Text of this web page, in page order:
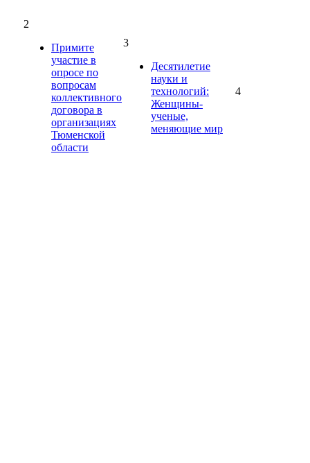
2
Примите
участие в
опросе по
вопросам
коллективного
договора в
организациях
Тюменской
области
3
Десятилетие
науки и
технологий:
Женщины-
ученые,
меняющие мир
4